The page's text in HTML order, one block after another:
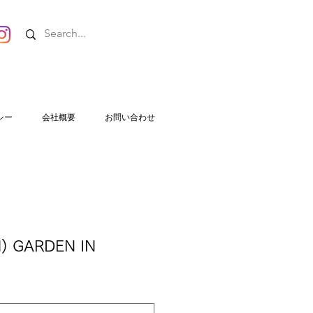
ー 会社概要 お問い合わせ
GARDEN IN